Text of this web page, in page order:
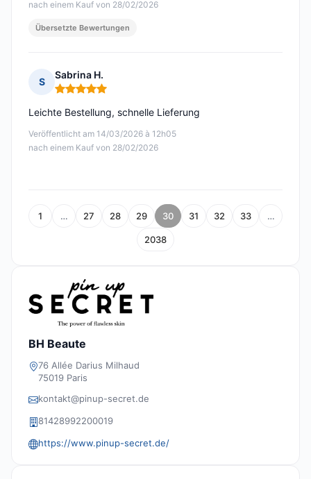
nach einem Kauf von 28/02/2026
Übersetzte Bewertungen
S
Sabrina H.
Hinweis: 5 von 5
Veröffentlicht am 14/03/2026 à 12h05
nach einem Kauf von 28/02/2026
Leichte Bestellung, schnelle Lieferung
1 … 27 28 29 30 31 32 33 …
2038
BH Beaute
76 Allée Darius Milhaud
75019 Paris
kontakt@pinup-secret.de
81428992200019
https://www.pinup-secret.de/